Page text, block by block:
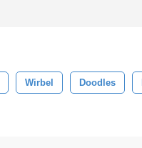
Wirbel Doodles